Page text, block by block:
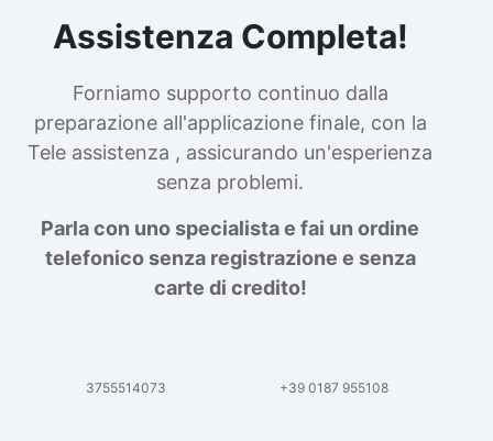
Assistenza Completa!
Forniamo supporto continuo dalla
preparazione all'applicazione finale, con la
Tele assistenza , assicurando un'esperienza
senza problemi.
Parla con uno specialista e fai un ordine
telefonico senza registrazione e senza
carte di credito!
3755514073 +39 0187 955108